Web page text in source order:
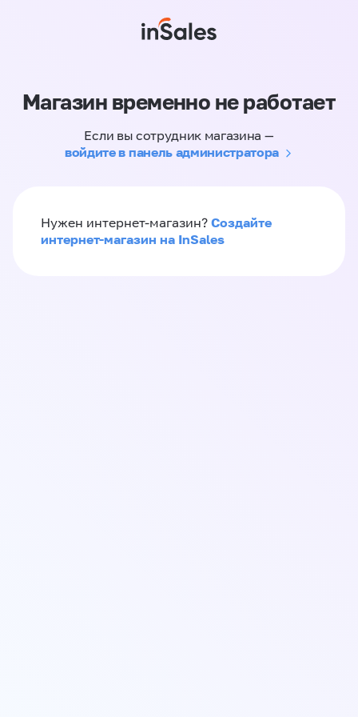
Магазин временно не работает
Если вы сотрудник магазина —
войдите в панель администратора
Нужен интернет-магазин? Создайте
интернет-магазин на InSales